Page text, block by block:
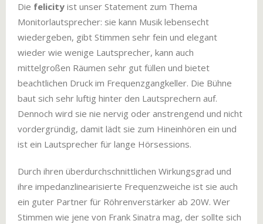
Die felicity ist unser Statement zum Thema
Monitorlautsprecher: sie kann Musik lebensecht
wiedergeben, gibt Stimmen sehr fein und elegant
wieder wie wenige Lautsprecher, kann auch
mittelgroßen Räumen sehr gut füllen und bietet
beachtlichen Druck im Frequenzgangkeller. Die Bühne
baut sich sehr luftig hinter den Lautsprechern auf.
Dennoch wird sie nie nervig oder anstrengend und nicht
vordergründig, damit lädt sie zum Hineinhören ein und
ist ein Lautsprecher für lange Hörsessions.
Durch ihren überdurchschnittlichen Wirkungsgrad und
ihre impedanzlinearisierte Frequenzweiche ist sie auch
ein guter Partner für Röhrenverstärker ab 20W. Wer
Stimmen wie jene von Frank Sinatra mag, der sollte sich